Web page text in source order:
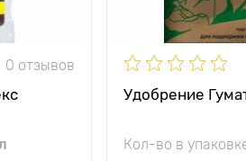
0 отзывов
Удобрение
Кол-во в